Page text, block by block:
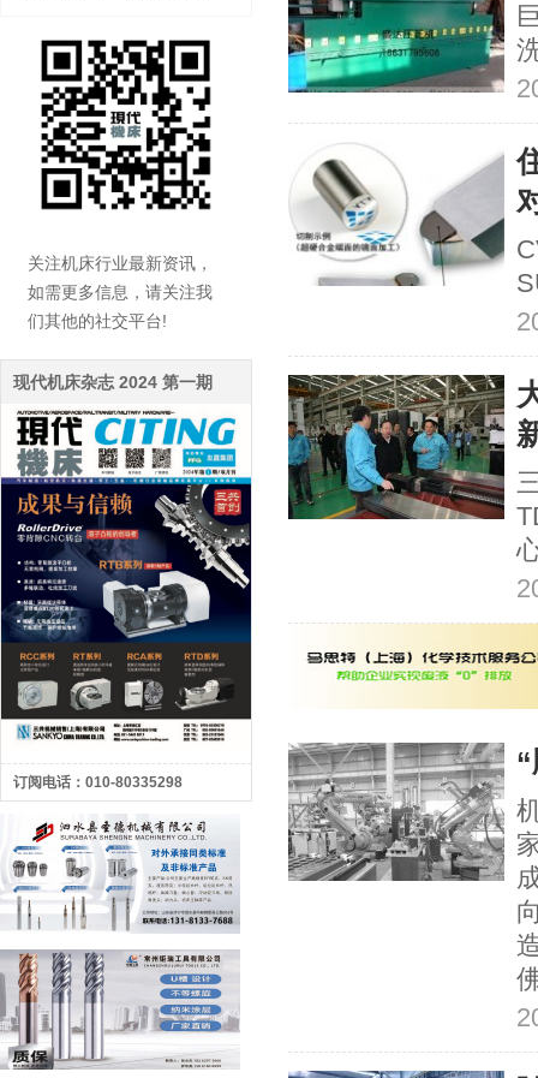
关注机床行业最新资讯，
如需更多信息，请关注我
们其他的社交平台!
现代机床杂志 2024 第一期
订阅电话：010-80335298